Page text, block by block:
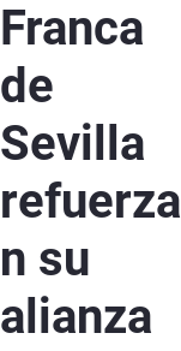
Franca
de
Sevilla
refuerza
n su
alianza